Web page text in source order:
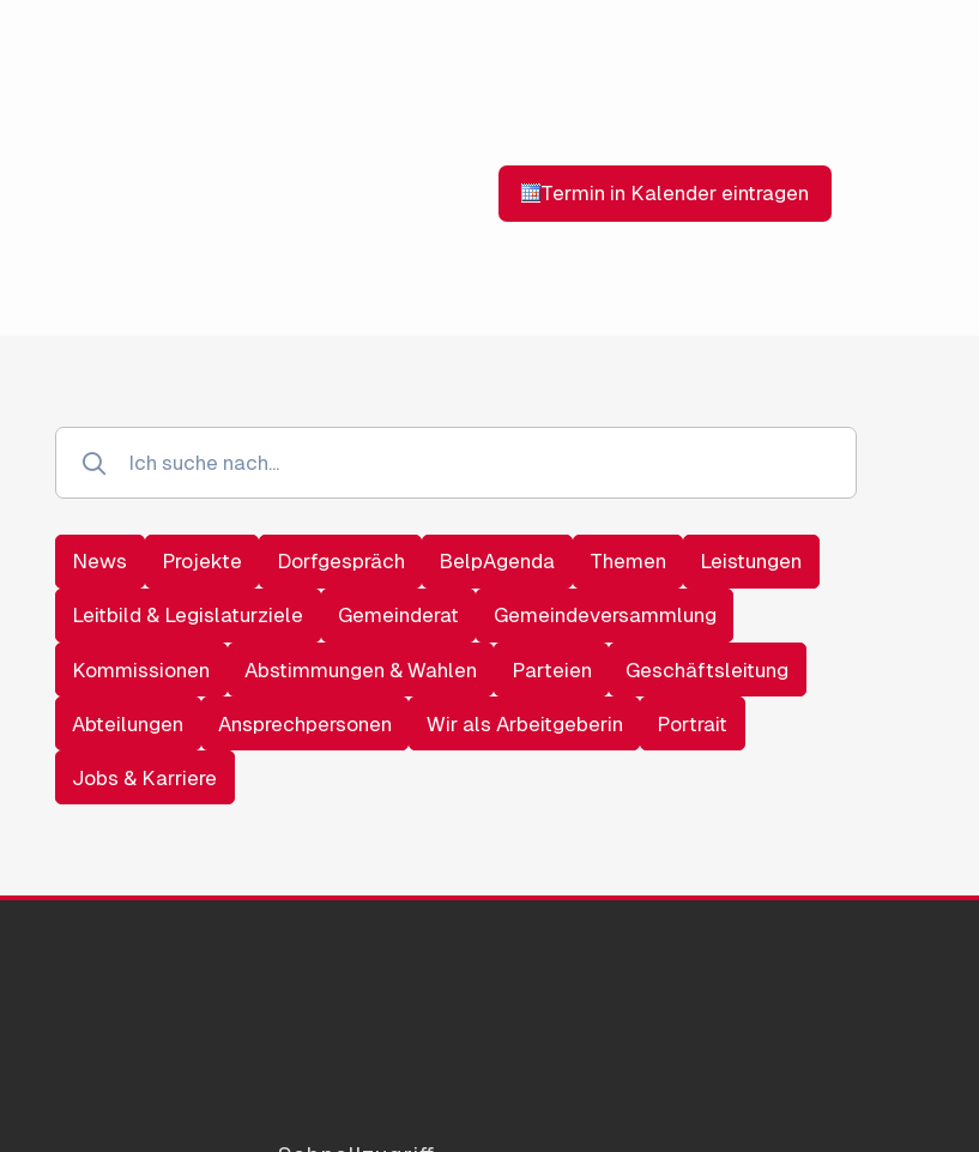
News Projekte Dorfgespräch BelpAgenda Themen Leistungen
Leitbild & Legislaturziele Gemeinderat Gemeindeversammlung
Kommissionen Abstimmungen & Wahlen Parteien Geschäftsleitung
Abteilungen Ansprechpersonen Wir als Arbeitgeberin Portrait
Jobs & Karriere